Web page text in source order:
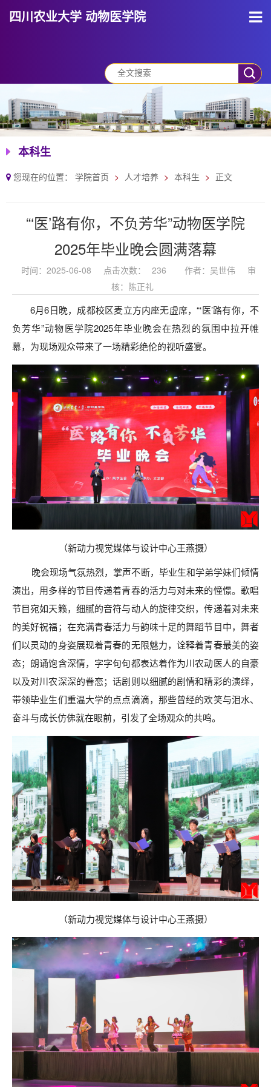
四川农业大学 动物医学院
本科生
您现在的位置： 学院首页 人才培养 本科生 正文
“‘医’路有你，不负芳华”动物医学院
2025年毕业晚会圆满落幕
时间：2025-06-08 点击次数： 236 作者：吴世伟
审
核：陈正礼
6月6日晚，成都校区麦立方内座无虚席，“‘医’路有你，不
负芳华”动物医学院2025年毕业晚会在热烈的氛围中拉开帷
幕，为现场观众带来了一场精彩绝伦的视听盛宴。
（新动力视觉媒体与设计中心王燕摄）
晚会现场气氛热烈， 掌声不断， 毕业生和学弟学妹们倾情
演出，用多样的节目传递着青春的活力与对未来的憧憬。歌唱
节目宛如天籁，细腻的音符与动人的旋律交织，传递着对未来
的美好祝福； 在充满青春活力与韵味十足的舞蹈节目中，舞者
们以灵动的身姿展现着青春的无限魅力，诠释着青春最美的姿
态；朗诵饱含深情，字字句句都表达着作为川农动医人的自豪
以及对川农深深的眷恋；话剧则以细腻的剧情和精彩的演绎，
带领毕业生们重温大学的点点滴滴，那些曾经的欢笑与泪水、
奋斗与成长仿佛就在眼前，引发了全场观众的共鸣。
（新动力视觉媒体与设计中心王燕摄）